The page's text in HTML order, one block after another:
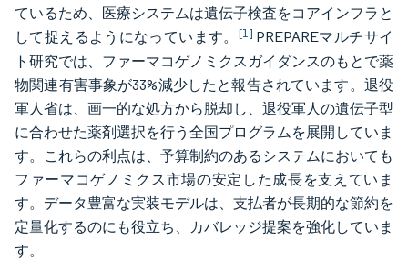
ているため、医療システムは遺伝子検査をコアインフラと
して捉えるようになっています。 [1] PREPAREマルチサイ
ト研究では、ファーマコゲノミクスガイダンスのもとで薬
物関連有害事象が33%減少したと報告されています。退役
軍人省は、画一的な処方から脱却し、退役軍人の遺伝子型
に合わせた薬剤選択を行う全国プログラムを展開していま
す。これらの利点は、予算制約のあるシステムにおいても
ファーマコゲノミクス市場の安定した成長を支えていま
す。データ豊富な実装モデルは、支払者が長期的な節約を
定量化するのにも役立ち、カバレッジ提案を強化していま
す。